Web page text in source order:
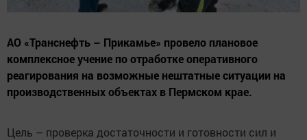
АО «Транснефть – Прикамье» провело плановое
комплексное учение по отработке оперативного
реагирования на возможные нештатные ситуации на
производственных объектах в Пермском крае.
Цель – проверка достаточности и готовности сил и